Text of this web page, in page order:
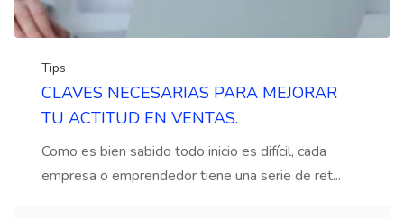
Tips
CLAVES NECESARIAS PARA MEJORAR
TU ACTITUD EN VENTAS.
Como es bien sabido todo inicio es difícil, cada
empresa o emprendedor tiene una serie de ret...